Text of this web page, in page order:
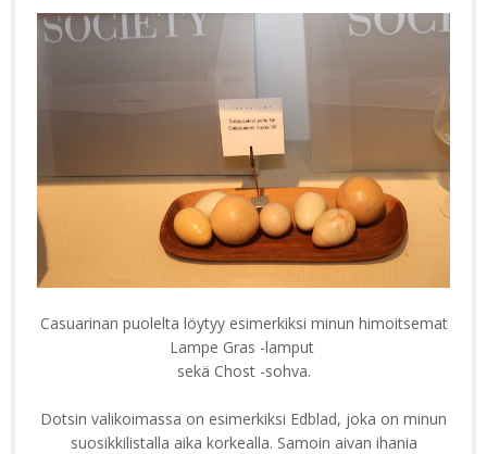
Casuarinan puolelta löytyy esimerkiksi minun himoitsemat
Lampe Gras -lamput
sekä Chost -sohva.
Dotsin valikoimassa on esimerkiksi Edblad, joka on minun
suosikkilistalla aika korkealla. Samoin aivan ihania